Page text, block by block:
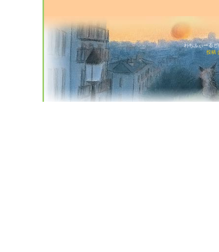
わちふぃーる
投稿